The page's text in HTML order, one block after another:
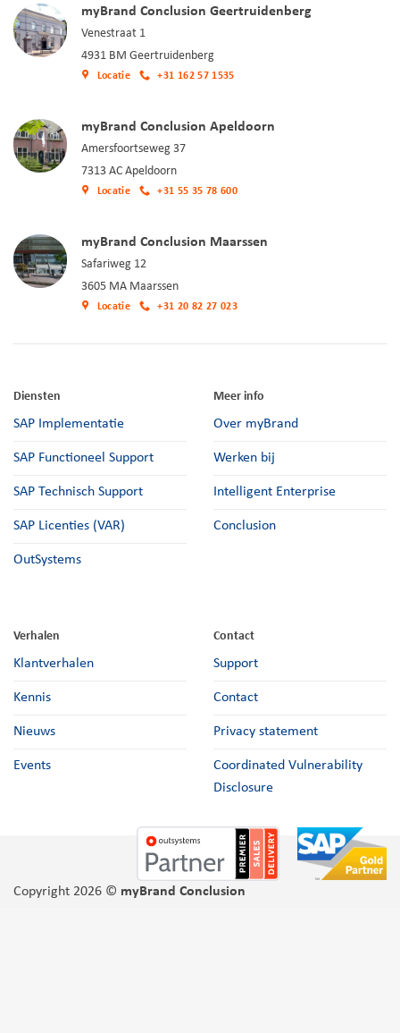
myBrand Conclusion Geertruidenberg
Venestraat 1
4931 BM Geertruidenberg
Locatie +31 162 57 1535
myBrand Conclusion Apeldoorn
Amersfoortseweg 37
7313 AC Apeldoorn
Locatie +31 55 35 78 600
myBrand Conclusion Maarssen
Safariweg 12
3605 MA Maarssen
Locatie +31 20 82 27 023
Diensten
SAP Implementatie
SAP Functioneel Support
SAP Technisch Support
SAP Licenties (VAR)
OutSystems
Meer info
Over myBrand
Werken bij
Intelligent Enterprise
Conclusion
Verhalen
Klantverhalen
Kennis
Nieuws
Events
Contact
Support
Contact
Privacy statement
Coordinated Vulnerability
Disclosure
Copyright 2026 © myBrand Conclusion